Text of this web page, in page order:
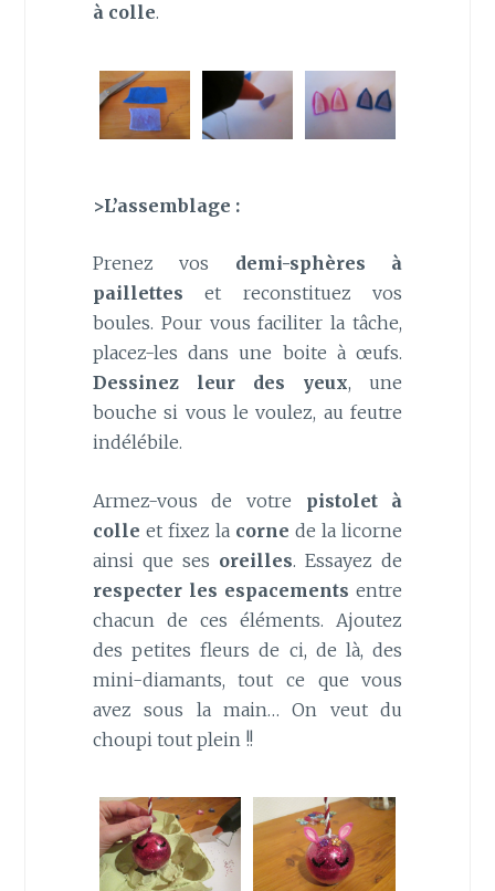
à colle.
>L’assemblage :
Prenez vos demi-sphères à
paillettes et reconstituez vos
boules. Pour vous faciliter la tâche,
placez-les dans une boite à œufs.
Dessinez leur des yeux, une
bouche si vous le voulez, au feutre
indélébile.
Armez-vous de votre pistolet à
colle et fixez la corne de la licorne
ainsi que ses oreilles. Essayez de
respecter les espacements entre
chacun de ces éléments. Ajoutez
des petites fleurs de ci, de là, des
mini-diamants, tout ce que vous
avez sous la main… On veut du
choupi tout plein !!